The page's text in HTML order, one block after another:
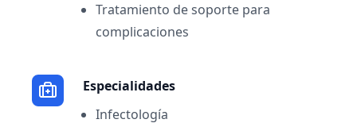
Tratamiento de soporte para
complicaciones
Especialidades
Infectología